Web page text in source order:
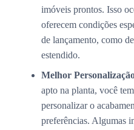
imóveis prontos. Isso
oferecem condições
de lançamento, como
estendido.
Melhor
apto na planta, você
personalizar o
preferências. Algumas